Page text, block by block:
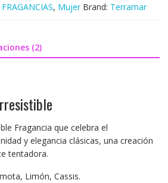
FRAGANCIAS, Mujer Brand: Terramar
(2)
Fragancia que celebra el
y elegancia clásicas, una creación
tentadora.
Limón, Cassis.